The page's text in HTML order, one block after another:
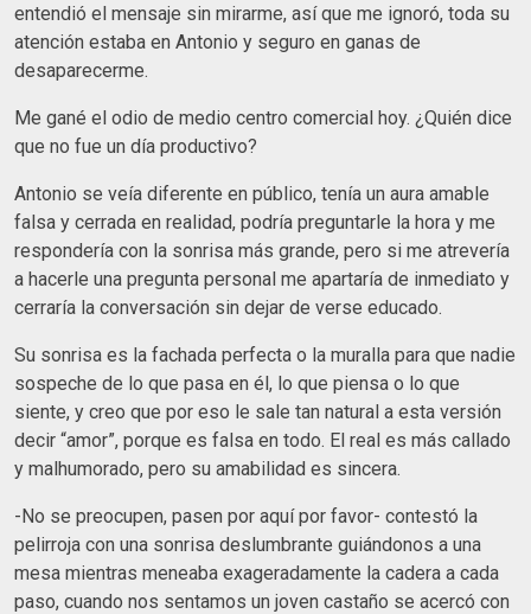
entendió el mensaje sin mirarme, así que me ignoró, toda su
atención estaba en Antonio y seguro en ganas de
desaparecerme.
Me gané el odio de medio centro comercial hoy. ¿Quién dice
que no fue un día productivo?
Antonio se veía diferente en público, tenía un aura amable
falsa y cerrada en realidad, podría preguntarle la hora y me
respondería con la sonrisa más grande, pero si me atrevería
a hacerle una pregunta personal me apartaría de inmediato y
cerraría la conversación sin dejar de verse educado.
Su sonrisa es la fachada perfecta o la muralla para que nadie
sospeche de lo que pasa en él, lo que piensa o lo que
siente, y creo que por eso le sale tan natural a esta versión
decir “amor”, porque es falsa en todo. El real es más callado
y malhumorado, pero su amabilidad es sincera.
-No se preocupen, pasen por aquí por favor- contestó la
pelirroja con una sonrisa deslumbrante guiándonos a una
mesa mientras meneaba exageradamente la cadera a cada
paso, cuando nos sentamos un joven castaño se acercó con